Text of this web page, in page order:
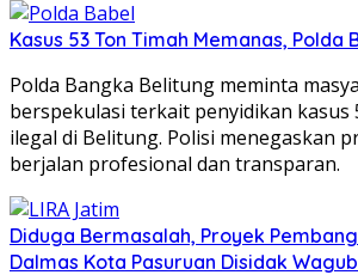
Kasus 53 Ton Timah Memanas, Polda
Polda Bangka Belitung meminta
berspekulasi terkait penyidikan kasus
ilegal di Belitung. Polisi menegaskan
berjalan profesional dan transparan.
Diduga Bermasalah, Proyek
Dalmas Kota Pasuruan Disidak